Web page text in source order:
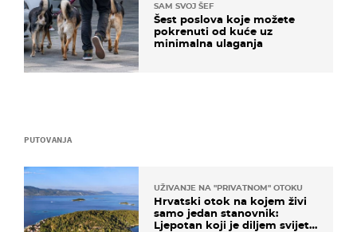
PUTOVANJA
UŽIVANJE NA "PRIVATNOM" OTOKU
Hrvatski otok na kojem živi
samo jedan stanovnik:
Ljepotan koji je diljem svijeta
SAM SVOJ ŠEF
Šest poslova koje možete
pokrenuti od kuće uz
minimalna ulaganja